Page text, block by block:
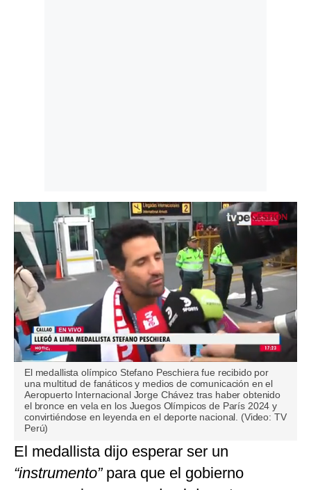
minutes,
El medallista olímpico Stefano Peschiera fue recibido por
una multitud de fanáticos y medios de comunicación en el
Aeropuerto Internacional Jorge Chávez tras haber obtenido
el bronce en vela en los Juegos Olímpicos de París 2024 y
convirtiéndose en leyenda en el deporte nacional. (Video: TV
Perú)
El medallista dijo esperar ser un
“instrumento”para que el gobierno